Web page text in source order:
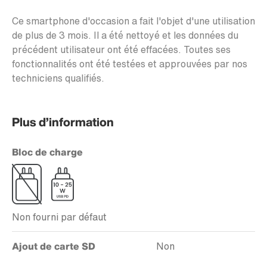
Ce smartphone d'occasion a fait l'objet d'une utilisation
de plus de 3 mois. Il a été nettoyé et les données du
précédent utilisateur ont été effacées. Toutes ses
fonctionnalités ont été testées et approuvées par nos
techniciens qualifiés.
Plus d’information
Bloc de charge
Non fourni par défaut
Ajout de carte SD Non